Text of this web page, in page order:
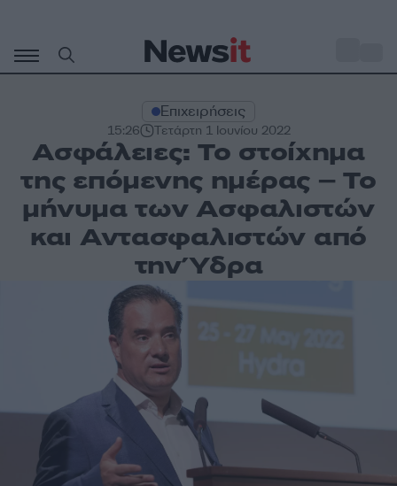
περιεχόμενο
Επιχειρήσεις
15:26 Τετάρτη 1 Ιουνίου 2022
Ασφάλειες: Το στοίχημα
της επόμενης ημέρας – Το
μήνυμα των Ασφαλιστών
και Αντασφαλιστών από
την Ύδρα